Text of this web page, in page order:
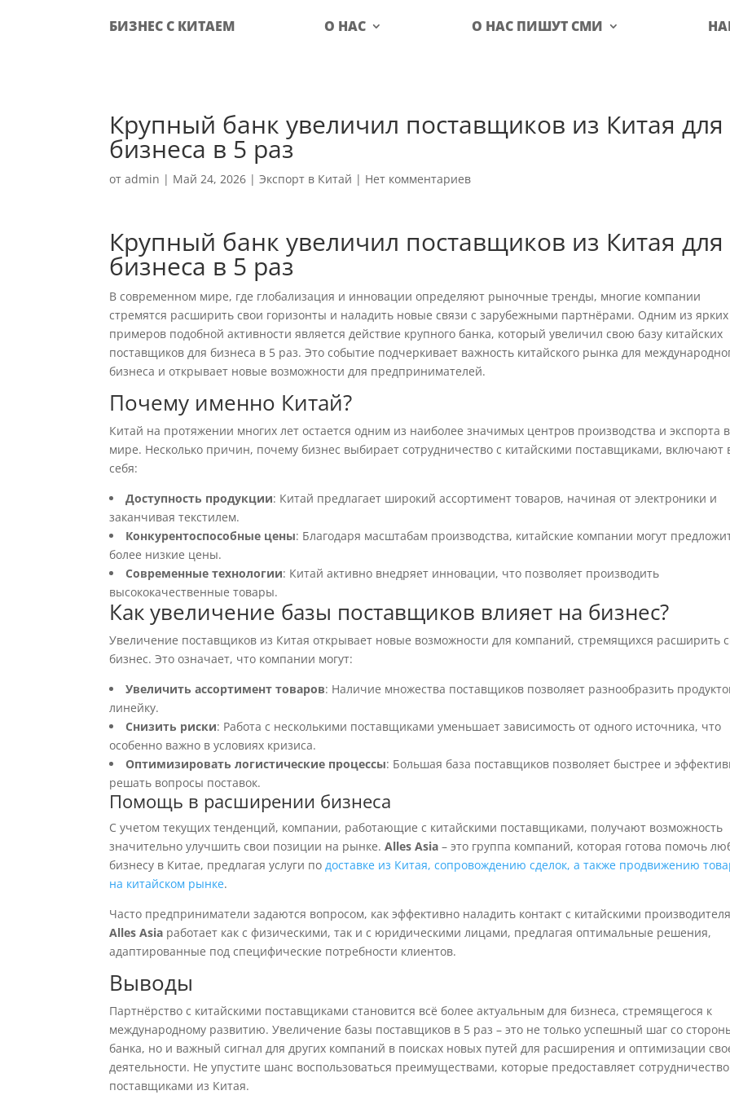
БИЗНЕС С КИТАЕМ О НАС О НАС ПИШУТ СМИ
Крупный банк увеличил поставщиков из Китая для
бизнеса в 5 раз
отadmin | Май 24, 2026 |Экспорт в Китай | Нет комментариев
Крупный банк увеличил поставщиков из Китая для
бизнеса в 5 раз
В современном мире, где глобализация и инновации определяют рыночные тренды, многие компании
стремятся расширить свои горизонты и наладить новые связи с зарубежными партнёрами. Одним из ярких
примеров подобной активности является действие крупного банка, который увеличил свою базу китайских
поставщиков для бизнеса в 5 раз. Это событие подчеркивает важность китайского рынка для
бизнеса и открывает новые возможности для предпринимателей.
Почему именно Китай?
Китай на протяжении многих лет остается одним из наиболее значимых центров производства и экспорта в
мире. Несколько причин, почему бизнес выбирает сотрудничество с китайскими поставщиками, включают
себя:
Доступность продукции: Китай предлагает широкий ассортимент товаров, начиная от электроники и
заканчивая текстилем.
Конкурентоспособные цены: Благодаря масштабам производства, китайские компании могут
более низкие цены.
Современные технологии: Китай активно внедряет инновации, что позволяет производить
высококачественные товары.
Как увеличение базы поставщиков влияет на бизнес?
Увеличение поставщиков из Китая открывает новые возможности для компаний, стремящихся расширить
бизнес. Это означает, что компании могут:
Увеличить ассортимент товаров: Наличие множества поставщиков позволяет разнообразить
линейку.
Снизить риски: Работа с несколькими поставщиками уменьшает зависимость от одного источника, что
особенно важно в условиях кризиса.
Оптимизировать логистические процессы: Большая база поставщиков позволяет быстрее и
решать вопросы поставок.
Помощь в расширении бизнеса
С учетом текущих тенденций, компании, работающие с китайскими поставщиками, получают возможность
значительно улучшить свои позиции на рынке.Alles Asia – это группа компаний, которая готова помочь
бизнесу в Китае, предлагая услуги подоставке из Китая, сопровождению сделок, а также продвижению
на китайском рынке.
Часто предприниматели задаются вопросом, как эффективно наладить контакт с китайскими
Alles Asia работает как с физическими, так и с юридическими лицами, предлагая оптимальные решения,
адаптированные под специфические потребности клиентов.
Выводы
Партнёрство с китайскими поставщиками становится всё более актуальным для бизнеса, стремящегося к
международному развитию. Увеличение базы поставщиков в 5 раз – это не только успешный шаг со
банка, но и важный сигнал для других компаний в поисках новых путей для расширения и оптимизации
деятельности. Не упустите шанс воспользоваться преимуществами, которые предоставляет сотрудничество
поставщиками из Китая.